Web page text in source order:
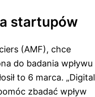
startupów
(AMF), chce
do badania wpływu
to 6 marca. „Digital
zbadać wpływ